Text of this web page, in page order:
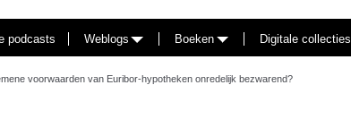
podcasts Weblogs Boeken Digitale collecties
voorwaarden van Euribor-hypotheken onredelijk bezwarend?